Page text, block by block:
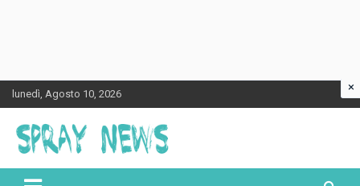
Skip
to
content
lunedì, Agosto 10, 2026
Spraynews.it
×